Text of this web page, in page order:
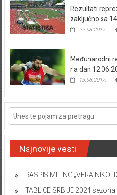
Rezultati
zaključno sa
22.08.2017.
Međunarodni
na dan
13.06.2017.
Najnovije vesti
RASPIS MITING „VERA
TABLICE SRBIJE 2024